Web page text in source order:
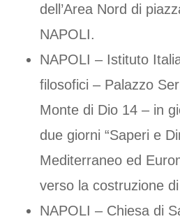
dell’Area Nord di
NAPOLI.
NAPOLI – Istituto
filosofici – Palazzo
Monte di Dio 14 – in
due giorni “Saperi e
Mediterraneo ed
verso la costruzione di
NAPOLI – Chiesa di